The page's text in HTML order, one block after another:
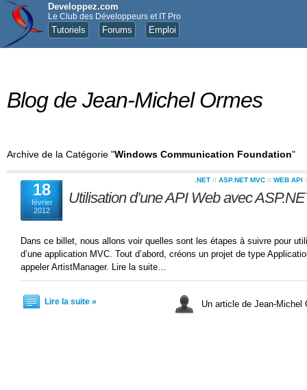
Developpez.com
Le Club des Développeurs et IT Pro
Tutoriels Forums Emploi
Blog de Jean-Michel Ormes
Archive de la Catégorie "Windows Communication Foundation"
18
février
2012
.NET // ASP.NET MVC // WEB API
Utilisation d’une API Web avec
Dans ce billet, nous allons voir quelles sont les étapes à suivre pour
d’une application MVC. Tout d’abord, créons un projet de type
appeler ArtistManager. Lire la suite…
Lire la suite » Un article de Jean-Michel